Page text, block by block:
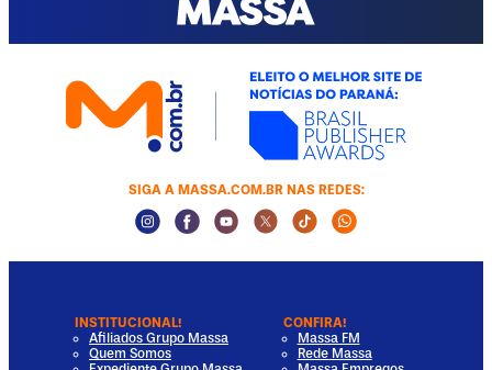
SIGA A MASSA.COM.BR NAS REDES:
Instagram Social Media
Facebook Social Media
Youtube Social Media
Twitter Social Media
Tiktok Social Media
Whatsapp
INSTITUCIONAL!
Afiliados Grupo Massa
Quem Somos
CONFIRA!
Massa FM
Rede Massa